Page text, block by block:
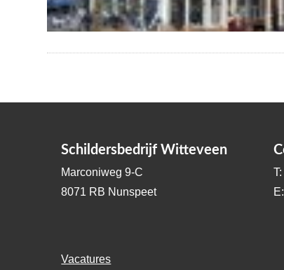
Schildersbedrijf Witteveen
Marconiweg 9-C
8071 RB Nunspeet
Vacatures
E: